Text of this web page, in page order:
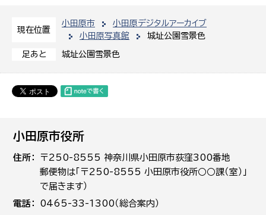
現在位置
小田原市
小田原デジタルアーカイブ
小田原写真館
城址公園雪景色
足あと 城址公園雪景色
小田原市役所
住所
〒250-8555 神奈川県小田原市荻窪300番地
郵便物は「〒250-8555 小田原市役所○○課（室）」
で届きます）
電話
0465-33-1300（総合案内）